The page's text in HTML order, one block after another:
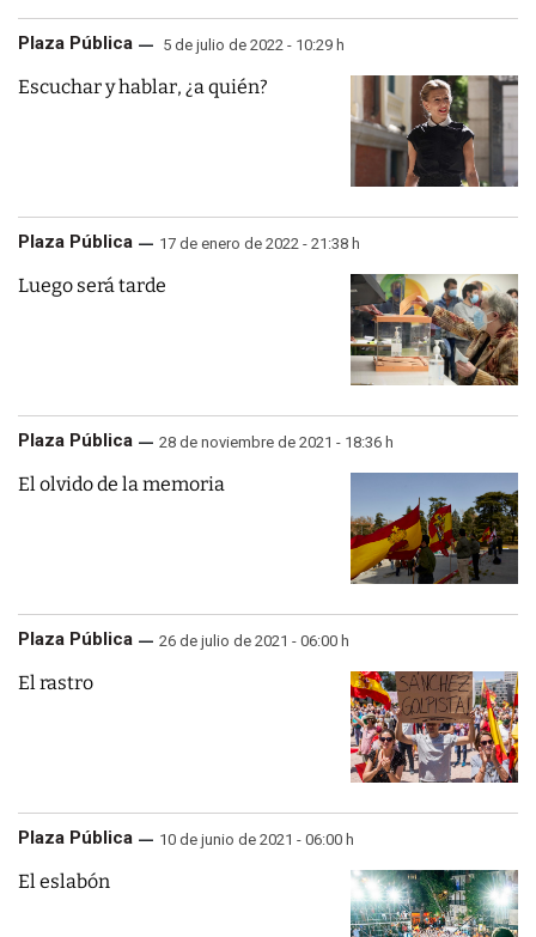
Plaza Pública 5 de julio de 2022 - 10:29 h
Escuchar y hablar, ¿a quién?
Plaza Pública 17 de enero de 2022 - 21:38 h
Luego será tarde
Plaza Pública 28 de noviembre de 2021 - 18:36 h
El olvido de la memoria
Plaza Pública 26 de julio de 2021 - 06:00 h
El rastro
Plaza Pública 10 de junio de 2021 - 06:00 h
El eslabón